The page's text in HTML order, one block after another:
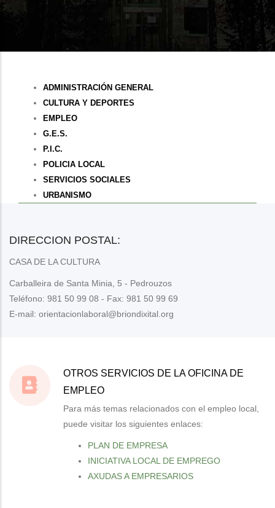
enlaces
de
ayuda
la
Departamentos
Municipais
ADMINISTRACIÓN GENERAL
CULTURA Y DEPORTES
EMPLEO
G.E.S.
P.I.C.
POLICIA LOCAL
SERVICIOS SOCIALES
URBANISMO
DIRECCION POSTAL:
CASA DE LA CULTURA
Carballeira de Santa Minia, 5 - Pedrouzos
Teléfono: 981 50 99 08 - Fax: 981 50 99 69
E-mail: orientacionlaboral@briondixital.org
OTROS SERVICIOS DE LA OFICINA DE
EMPLEO
Para más temas relacionados con el empleo local,
puede visitar los siguientes enlaces:
PLAN DE EMPRESA
INICIATIVA LOCAL DE EMPREGO
AXUDAS A EMPRESARIOS